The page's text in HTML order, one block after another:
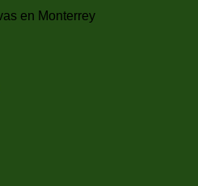
en Monterrey